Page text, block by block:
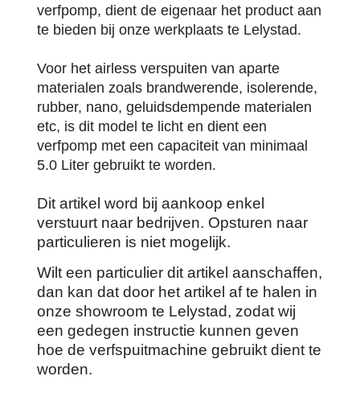
verfpomp, dient de eigenaar het product aan
te bieden bij onze werkplaats te Lelystad.
Voor het airless verspuiten van aparte
materialen zoals brandwerende, isolerende,
rubber, nano, geluidsdempende materialen
etc, is dit model te licht en dient een
verfpomp met een capaciteit van minimaal
5.0 Liter gebruikt te worden.
Dit artikel word bij aankoop enkel
verstuurt naar bedrijven. Opsturen naar
particulieren is niet mogelijk.
Wilt een particulier dit artikel aanschaffen,
dan kan dat door het artikel af te halen in
onze showroom te Lelystad, zodat wij
een gedegen instructie kunnen geven
hoe de verfspuitmachine gebruikt dient te
worden.